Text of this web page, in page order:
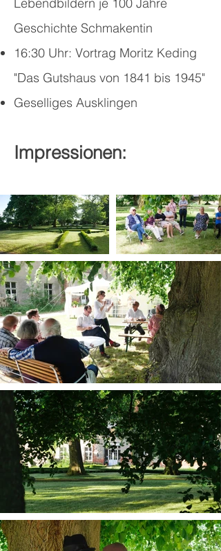
Geschichte Schmakentin
16:30 Uhr: Vortrag Moritz Keding
"Das Gutshaus von 1841 bis 1945"
Geselliges Ausklingen
Impressionen: